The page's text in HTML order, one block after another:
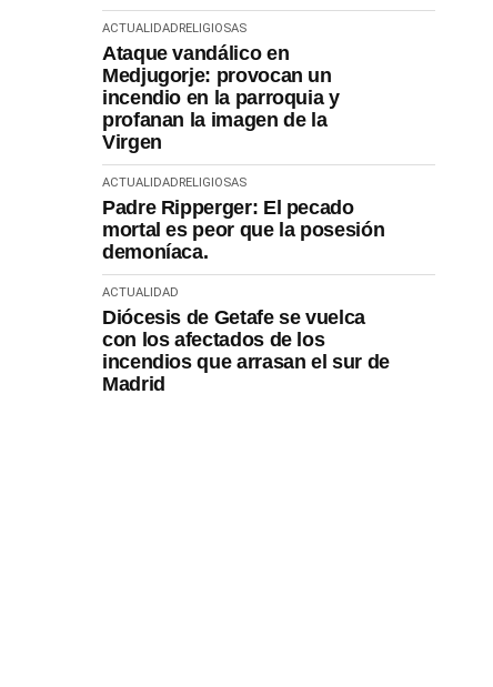
ACTUALIDADRELIGIOSAS
Ataque vandálico en
Medjugorje: provocan un
incendio en la parroquia y
profanan la imagen de la
Virgen
ACTUALIDADRELIGIOSAS
Padre Ripperger: El pecado
mortal es peor que la posesión
demoníaca.
ACTUALIDAD
Diócesis de Getafe se vuelca
con los afectados de los
incendios que arrasan el sur de
Madrid